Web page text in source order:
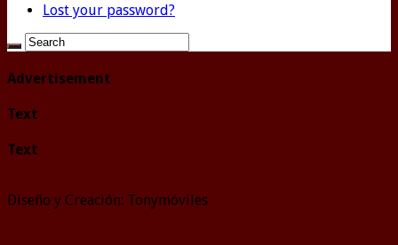
Lost your password?
Advertisement
Text
Text
Diseño y Creación: Tonymóviles